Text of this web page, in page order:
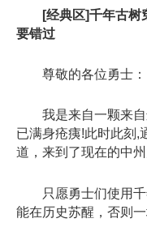
[经典区]千年古树
要错过
尊敬的各位勇士：
我是来自一颗来自
已满身疮痍!此时此刻,
道，来到了现在的中
只愿勇士们使用千
能在历史苏醒，否则